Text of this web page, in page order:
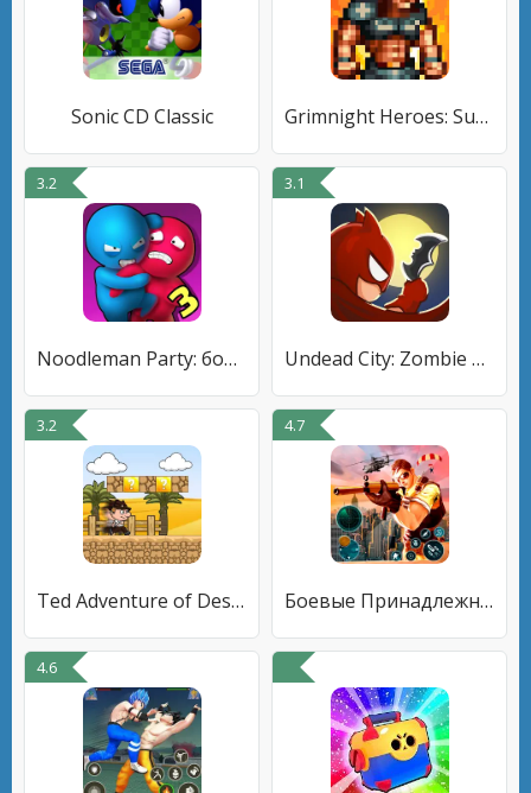
Sonic CD Classic Grimnight Heroes: Survivors
3.2
Noodleman Party: боевые игры
3.1
Undead City: Zombie Survivor
3.2
Ted Adventure of Desert Boy
4.7
Боевые Принадлежности 2023
4.6